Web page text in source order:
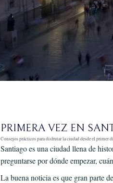
PRIMERA VEZ EN
Consejos prácticos para disfrutar la ciudad desde el primer
Santiago es una ciudad llena de
preguntarse por dónde empezar,
La buena noticia es que gran parte